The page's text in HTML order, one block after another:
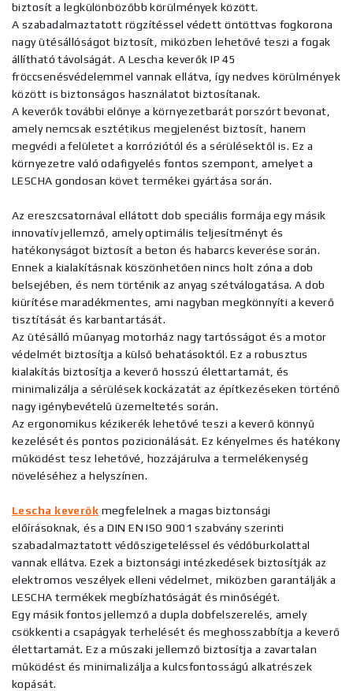
biztosít a legkülönbözőbb körülmények között.
A szabadalmaztatott rögzítéssel védett öntöttvas fogkorona
nagy ütésállóságot biztosít, miközben lehetővé teszi a fogak
állítható távolságát. A Lescha keverők IP 45
fröccsenésvédelemmel vannak ellátva, így nedves körülmények
között is biztonságos használatot biztosítanak.
A keverők további előnye a környezetbarát porszórt bevonat,
amely nemcsak esztétikus megjelenést biztosít, hanem
megvédi a felületet a korróziótól és a sérülésektől is. Ez a
környezetre való odafigyelés fontos szempont, amelyet a
LESCHA gondosan követ termékei gyártása során.
Az ereszcsatornával ellátott dob speciális formája egy másik
innovatív jellemző, amely optimális teljesítményt és
hatékonyságot biztosít a beton és habarcs keverése során.
Ennek a kialakításnak köszönhetően nincs holt zóna a dob
belsejében, és nem történik az anyag szétválogatása. A dob
kiürítése maradékmentes, ami nagyban megkönnyíti a keverő
tisztítását és karbantartását.
Az ütésálló műanyag motorház nagy tartósságot és a motor
védelmét biztosítja a külső behatásoktól. Ez a robusztus
kialakítás biztosítja a keverő hosszú élettartamát, és
minimalizálja a sérülések kockázatát az építkezéseken történő
nagy igénybevételű üzemeltetés során.
Az ergonomikus kézikerék lehetővé teszi a keverő könnyű
kezelését és pontos pozicionálását. Ez kényelmes és hatékony
működést tesz lehetővé, hozzájárulva a termelékenység
növeléséhez a helyszínen.
Lescha keverők megfelelnek a magas biztonsági
előírásoknak, és a DIN EN ISO 9001 szabvány szerinti
szabadalmaztatott védőszigeteléssel és védőburkolattal
vannak ellátva. Ezek a biztonsági intézkedések biztosítják az
elektromos veszélyek elleni védelmet, miközben garantálják a
LESCHA termékek megbízhatóságát és minőségét.
Egy másik fontos jellemző a dupla dobfelszerelés, amely
csökkenti a csapágyak terhelését és meghosszabbítja a keverő
élettartamát. Ez a műszaki jellemző biztosítja a zavartalan
működést és minimalizálja a kulcsfontosságú alkatrészek
kopását.